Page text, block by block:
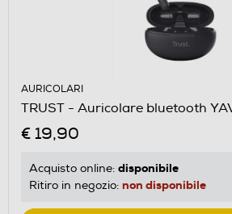
AURICOLARI
TRUST - Auricolare bluetooth
€ 19,90
Acquisto online: disponibile
Ritiro in negozio: non disponibile